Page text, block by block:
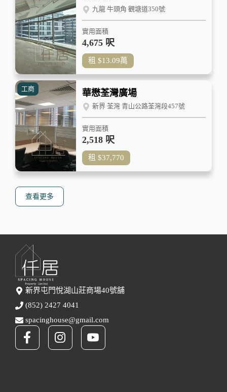
查看更多
九龍 牛頭角 觀塘道350號
實用面積
4,675 呎
租 $13.09萬
工商 華懋荃灣廣場
新界 荃灣 青山公路荃灣段457號
實用面積
2,518 呎
租 $37,770
新界屯門悅湖山莊商場40號舖
(852) 2427 4041
spacinghouse@gmail.com